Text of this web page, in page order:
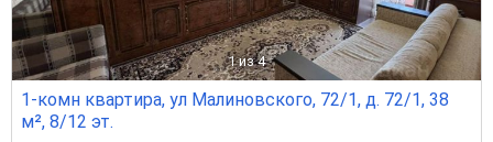
1 из 4
1-комн квартира, ул Малиновского, 72/1, д. 72/1, 38
м², 8/12 эт.